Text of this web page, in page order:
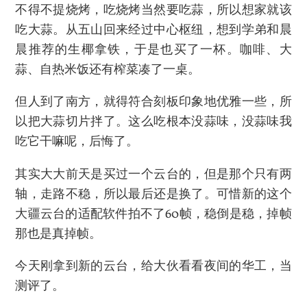
不得不提烧烤，吃烧烤当然要吃蒜，所以想家就该
吃大蒜。从五山回来经过中心枢纽，想到学弟和晨
晨推荐的生椰拿铁，于是也买了一杯。咖啡、大
蒜、自热米饭还有榨菜凑了一桌。
但人到了南方，就得符合刻板印象地优雅一些，所
以把大蒜切片拌了。这么吃根本没蒜味，没蒜味我
吃它干嘛呢，后悔了。
其实大大前天是买过一个云台的，但是那个只有两
轴，走路不稳，所以最后还是换了。可惜新的这个
大疆云台的适配软件拍不了60帧，稳倒是稳，掉帧
那也是真掉帧。
今天刚拿到新的云台，给大伙看看夜间的华工，当
测评了。